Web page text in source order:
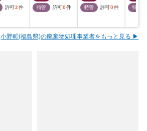
許可2 件
特管
許可0件
特管
許可0件
特管
小野町(福島県)の廃棄物処理事業者をもっと見る ▶